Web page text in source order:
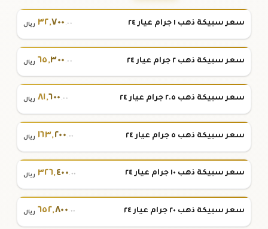
سعر سبيكة ذهب ١ جرام عيار ٢٤ ٣٢,٧٠٠ .٠٠ ريال
سعر سبيكة ذهب ٢ جرام عيار ٢٤ ٦٥,٣٠٠ .٠٠ ريال
سعر سبيكة ذهب ٢.٥ جرام عيار ٢٤ ٨١,٦٠٠ .٠٠ ريال
سعر سبيكة ذهب ٥ جرام عيار ٢٤ ١٦٣,٢٠٠.٠٠ ريال
سعر سبيكة ذهب ١٠ جرام عيار ٢٤ ٣٢٦,٤٠٠.٠٠ ريال
سعر سبيكة ذهب ٢٠ جرام عيار ٢٤ ٦٥٢,٨٠٠.٠٠ ريال